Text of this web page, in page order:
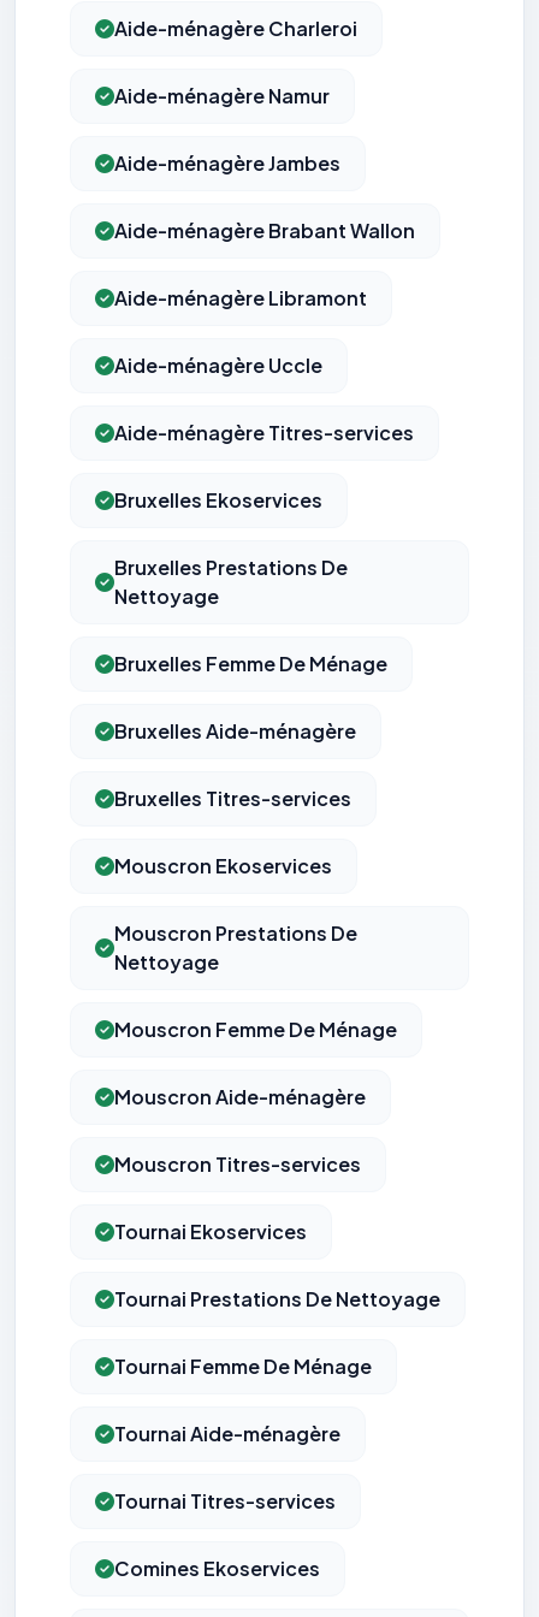
Aide-ménagère Charleroi
Aide-ménagère Namur
Aide-ménagère Jambes
Aide-ménagère Brabant Wallon
Aide-ménagère Libramont
Aide-ménagère Uccle
Aide-ménagère Titres-services
Bruxelles Ekoservices
Bruxelles Prestations De
Nettoyage
Bruxelles Femme De Ménage
Bruxelles Aide-ménagère
Bruxelles Titres-services
Mouscron Ekoservices
Mouscron Prestations De
Nettoyage
Mouscron Femme De Ménage
Mouscron Aide-ménagère
Mouscron Titres-services
Tournai Ekoservices
Tournai Prestations De Nettoyage
Tournai Femme De Ménage
Tournai Aide-ménagère
Tournai Titres-services
Comines Ekoservices